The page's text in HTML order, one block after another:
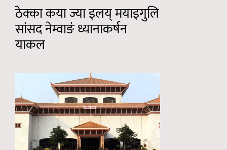
ठेक्का कया ज्या इलय् मयाइगुलि
सांसद नेम्वाङं ध्यानाकर्षन
याकल